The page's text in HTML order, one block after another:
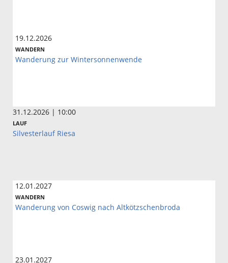
19.12.2026
WANDERN
Wanderung zur Wintersonnenwende
31.12.2026 | 10:00
LAUF
Silvesterlauf Riesa
12.01.2027
WANDERN
Wanderung von Coswig nach Altkötzschenbroda
23.01.2027